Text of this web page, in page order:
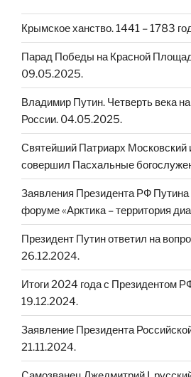
Крымское ханство. 1441 – 1783
Парад Победы на Красной
09.05.2025.
Владимир Путин. Четверть века
России. 04.05.2025.
Святейший Патриарх Московский
совершил Пасхальные
Заявления Президента РФ
форуме «Арктика – территория
Президент Путин ответил на
26.12.2024.
Итоги 2024 года с Президентом
19.12.2024.
Заявление Президента
21.11.2024.